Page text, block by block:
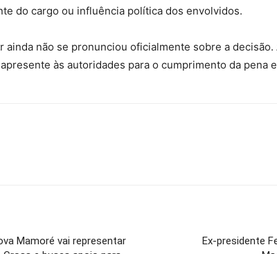
do cargo ou influência política dos envolvidos.
ainda não se pronunciou oficialmente sobre a decisão.
às autoridades para o cumprimento da pena
Mamoré vai representar
Ex-presidente